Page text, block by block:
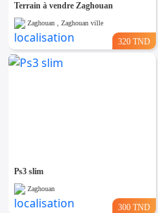
Terrain à vendre Zaghouan
Zaghouan , Zaghouan ville
320 TND
Ps3 slim
Zaghouan
300 TND